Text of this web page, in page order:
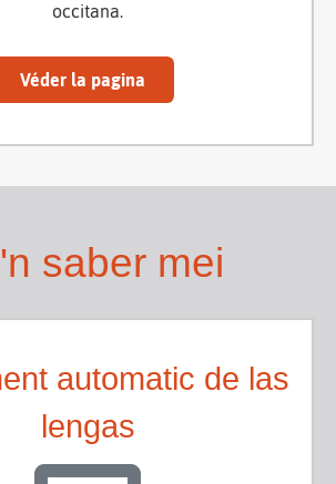
occitana.
Véder la pagina
saber mei
automatic de las
lengas